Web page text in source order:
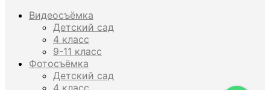
Видеосъёмка
Детский сад
4 класс
9-11 класс
Фотосъёмка
Детский сад